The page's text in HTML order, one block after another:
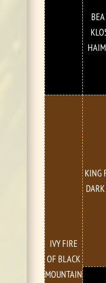
IVY FIRE
OF BLACK
MOUNTAIN
KING